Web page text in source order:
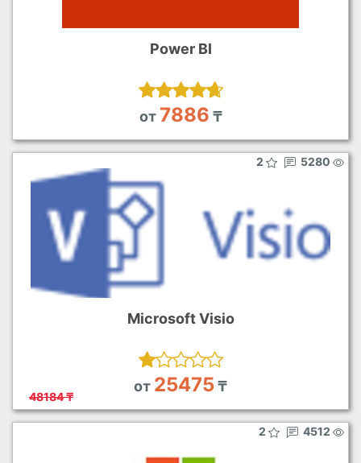
Power BI
от 7886 ₸
2 5280
Microsoft Visio
от 25475₸
48184 ₸
2 4512